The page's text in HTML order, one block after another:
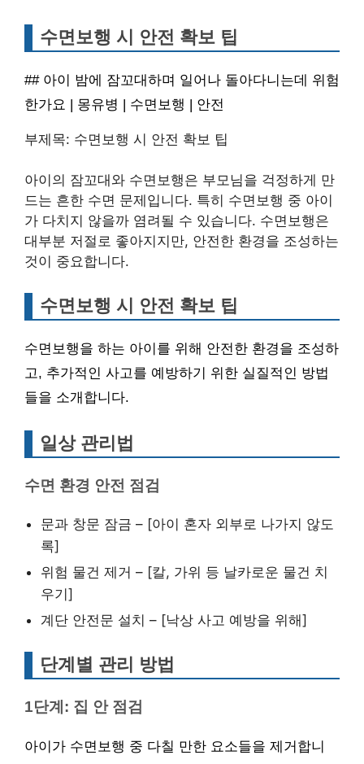
수면보행 시 안전 확보 팁
## 아이 밤에 잠꼬대하며 일어나 돌아다니는데 위험
한가요 | 몽유병 | 수면보행 | 안전
부제목: 수면보행 시 안전 확보 팁
아이의 잠꼬대와 수면보행은 부모님을 걱정하게 만
드는 흔한 수면 문제입니다. 특히 수면보행 중 아이
가 다치지 않을까 염려될 수 있습니다. 수면보행은
대부분 저절로 좋아지지만, 안전한 환경을 조성하는
것이 중요합니다.
수면보행 시 안전 확보 팁
수면보행을 하는 아이를 위해 안전한 환경을 조성하
고, 추가적인 사고를 예방하기 위한 실질적인 방법
들을 소개합니다.
일상 관리법
수면 환경 안전 점검
문과 창문 잠금 – [아이 혼자 외부로 나가지 않도
록]
위험 물건 제거 – [칼, 가위 등 날카로운 물건 치
우기]
계단 안전문 설치 – [낙상 사고 예방을 위해]
단계별 관리 방법
1단계: 집 안 점검
아이가 수면보행 중 다칠 만한 요소들을 제거합니